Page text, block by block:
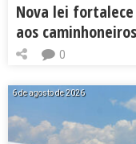
Nova lei
aos
0
6 de agosto de 2026